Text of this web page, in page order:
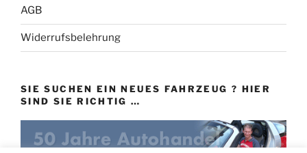
AGB
Widerrufsbelehrung
SIE SUCHEN EIN NEUES FAHRZEUG ? HIER
SIND SIE RICHTIG …